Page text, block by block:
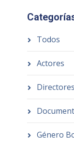
Todos
Actores
Directores
Género